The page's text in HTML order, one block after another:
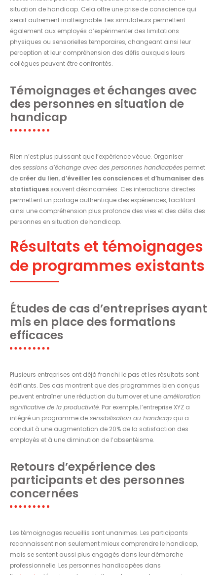
situation de handicap. Cela offre une prise de conscience qui
serait autrement inatteignable. Les simulateurs permettent
également aux employés d’expérimenter des limitations
physiques ou sensorielles temporaires, changeant ainsi leur
perception et leur compréhension des défis auxquels leurs
collègues peuvent être confrontés.
Témoignages et échanges avec
des personnes en situation de
handicap
Rien n’est plus puissant que l’expérience vécue. Organiser
des sessions d’échange avec des personnes handicapées permet
de créer du lien, d’éveiller les consciences et d’humaniser des
statistiques souvent désincarnées. Ces interactions directes
permettent un partage authentique des expériences, facilitant
ainsi une compréhension plus profonde des vies et des défis des
personnes en situation de handicap.
Résultats et témoignages
de programmes existants
Études de cas d’entreprises ayant
mis en place des formations
efficaces
Plusieurs entreprises ont déjà franchi le pas et les résultats sont
édifiants. Des cas montrent que des programmes bien conçus
peuvent entraîner une réduction du turnover et une amélioration
significative de la productivité. Par exemple, l’entreprise XYZ a
intégré un programme de sensibilisation au handicap qui a
conduit à une augmentation de 20% de la satisfaction des
employés et à une diminution de l’absentéisme.
Retours d’expérience des
participants et des personnes
concernées
Les témoignages recueillis sont unanimes. Les participants
reconnaissent non seulement mieux comprendre le handicap,
mais se sentent aussi plus engagés dans leur démarche
professionnelle. Les personnes handicapées dans